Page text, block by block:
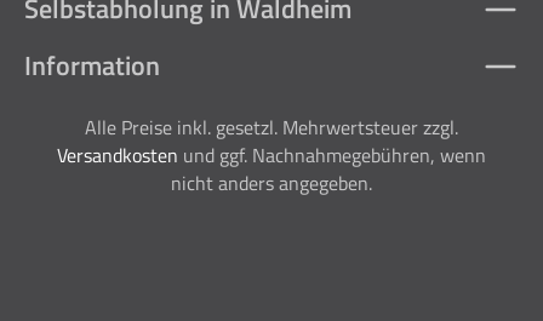
Information
Selbstabholung in Waldheim
Alle Preise inkl. gesetzl. Mehrwertsteuer zzgl.
Versandkosten und ggf. Nachnahmegebühren, wenn
nicht anders angegeben.